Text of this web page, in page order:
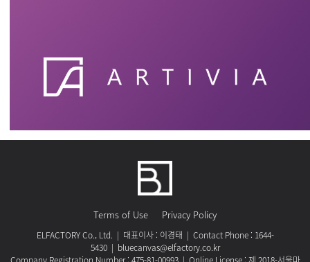
Terms of Use Privacy Policy
ELFACTORY Co., Ltd. | 대표이사 : 이경태 | Contact Phone : 1644-
5430 | bluecanvas@elfactory.co.kr